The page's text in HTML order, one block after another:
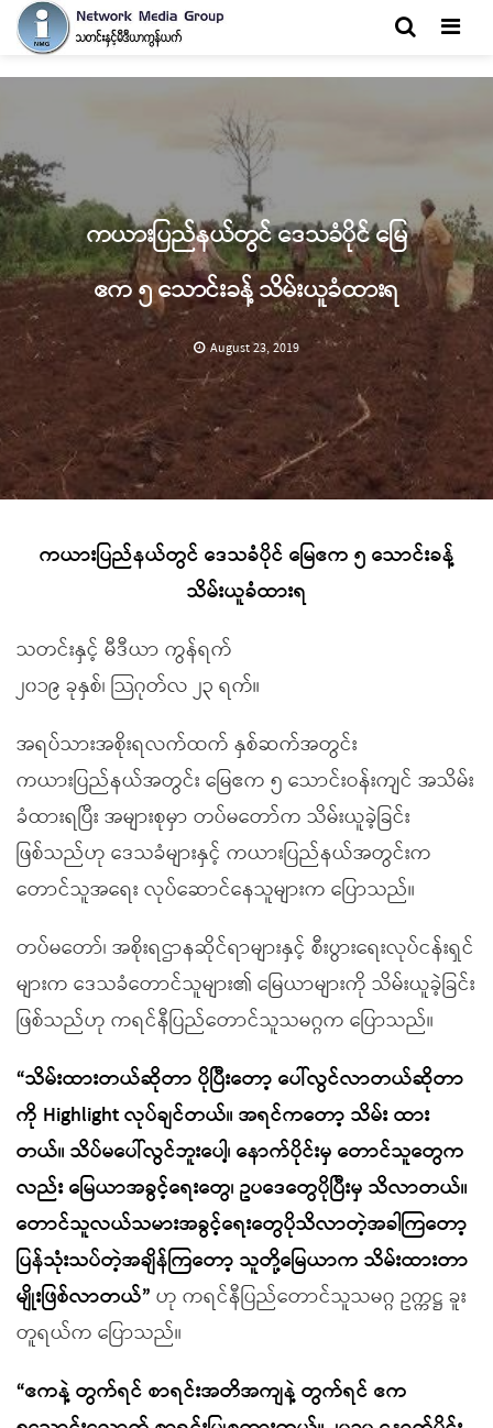
ကယားပြည်နယ်တွင် ဒေသခံပိုင် မြေ
ဧက ၅ သောင်းခန့် သိမ်းယူခံထားရ
August 23, 2019
ကယားပြည်နယ်တွင် ဒေသခံပိုင် မြေဧက ၅ သောင်းခန့်
သိမ်းယူခံထားရ
သတင်းနှင့် မီဒီယာ ကွန်ရက်
၂၀၁၉ ခုနှစ်၊ သြဂုတ်လ ၂၃ ရက်။
အရပ်သားအစိုးရလက်ထက် နှစ်ဆက်အတွင်း
ကယားပြည်နယ်အတွင်း မြေဧက ၅ သောင်းဝန်းကျင် အသိမ်း
ခံထားရပြီး အများစုမှာ တပ်မတော်က သိမ်းယူခဲ့ခြင်း
ဖြစ်သည်ဟု ဒေသခံများနှင့် ကယားပြည်နယ်အတွင်းက
တောင်သူအရေး လုပ်ဆောင်နေသူများက ပြောသည်။
တပ်မတော်၊ အစိုးရဌာနဆိုင်ရာများနှင့် စီးပွားရေးလုပ်ငန်းရှင်
များက ဒေသခံတောင်သူများ၏ မြေယာများကို သိမ်းယူခဲ့ခြင်း
ဖြစ်သည်ဟု ကရင်နီပြည်တောင်သူသမဂ္ဂက ပြောသည်။
“သိမ်းထားတယ်ဆိုတာ ပိုပြီးတော့ ပေါ်လွင်လာတယ်ဆိုတာ
ကို Highlight လုပ်ချင်တယ်။ အရင်ကတော့ သိမ်း ထား
တယ်။ သိပ်မပေါ်လွင်ဘူးပေါ့၊ နောက်ပိုင်းမှ တောင်သူတွေက
လည်း မြေယာအခွင့်ရေးတွေ၊ ဥပဒေတွေပိုပြီးမှ သိလာတယ်။
တောင်သူလယ်သမားအခွင့်ရေးတွေပိုသိလာတဲ့အခါကြတော့
ပြန်သုံးသပ်တဲ့အချိန်ကြတော့ သူတို့မြေယာက သိမ်းထားတာ
မျိုးဖြစ်လာတယ်” ဟု ကရင်နီပြည်တောင်သူသမဂ္ဂ ဥက္ကဋ္ဌ ခူး
တူရယ်က ပြောသည်။
“ဧကနဲ့ တွက်ရင် စာရင်းအတိအကျနဲ့ တွက်ရင် ဧက